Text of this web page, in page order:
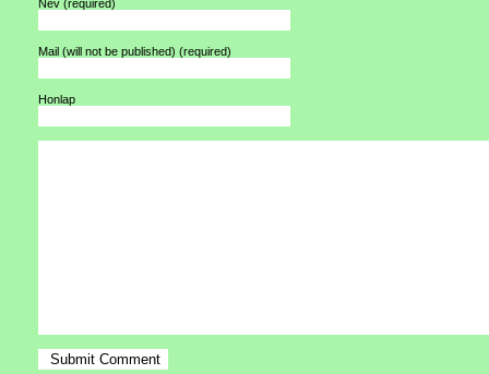
Név (required)
Mail (will not be published) (required)
Honlap